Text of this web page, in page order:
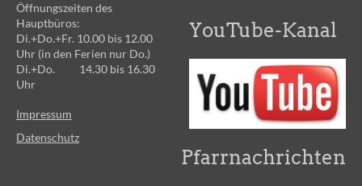
Öffnungszeiten des
Hauptbüros:
Di.+Do.+Fr. 10.00 bis 12.00
Uhr (in den Ferien nur Do.)
Di.+Do. 14.30 bis 16.30
Uhr
Impressum
Datenschutz
YouTube-Kanal
Pfarrnachrichten